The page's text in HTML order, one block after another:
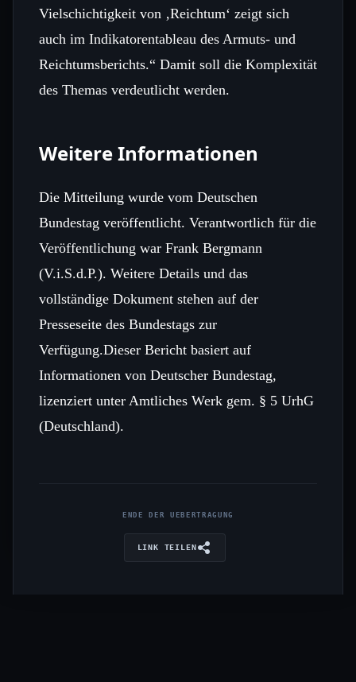
Vielschichtigkeit von ‚Reichtum‘ zeigt sich
auch im Indikatorentableau des Armuts‑ und
Reichtumsberichts.“ Damit soll die Komplexität
des Themas verdeutlicht werden.
Weitere Informationen
Die Mitteilung wurde vom Deutschen
Bundestag veröffentlicht. Verantwortlich für die
Veröffentlichung war Frank Bergmann
(V.i.S.d.P.). Weitere Details und das
vollständige Dokument stehen auf der
Presseseite des Bundestags zur
Verfügung.Dieser Bericht basiert auf
Informationen von Deutscher Bundestag,
lizenziert unter Amtliches Werk gem. § 5 UrhG
(Deutschland).
ENDE DER UEBERTRAGUNG
LINK TEILEN